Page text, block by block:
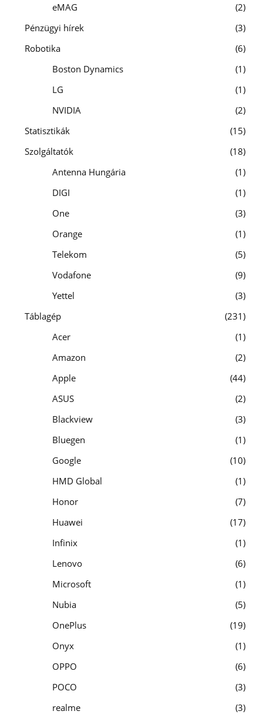
eMAG
2
Pénzügyi hírek
3
Robotika
6
Boston Dynamics
1
LG
1
NVIDIA
2
Statisztikák
15
Szolgáltatók
18
Antenna Hungária
1
DIGI
1
One
3
Orange
1
Telekom
5
Vodafone
9
Yettel
3
Táblagép
231
Acer
1
Amazon
2
Apple
44
ASUS
2
Blackview
3
Bluegen
1
Google
10
HMD Global
1
Honor
7
Huawei
17
Infinix
1
Lenovo
6
Microsoft
1
Nubia
5
OnePlus
19
Onyx
1
OPPO
6
POCO
3
realme
3